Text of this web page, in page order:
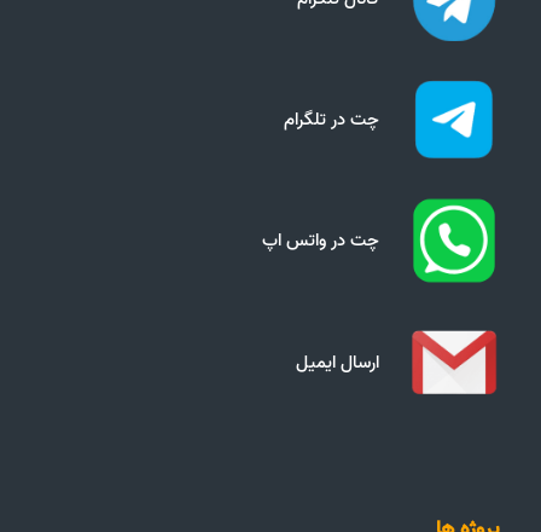
چت در تلگرام
چت در واتس اپ
ارسال ایمیل